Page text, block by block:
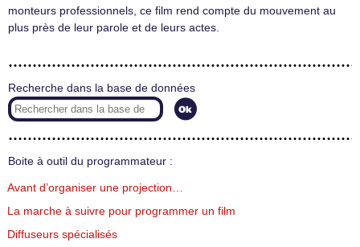
monteurs professionnels, ce film rend compte du mouvement au
plus près de leur parole et de leurs actes.
Recherche dans la base de données
Boite à outil du programmateur :
Avant d’organiser une projection…
La marche à suivre pour programmer un film
Diffuseurs spécialisés